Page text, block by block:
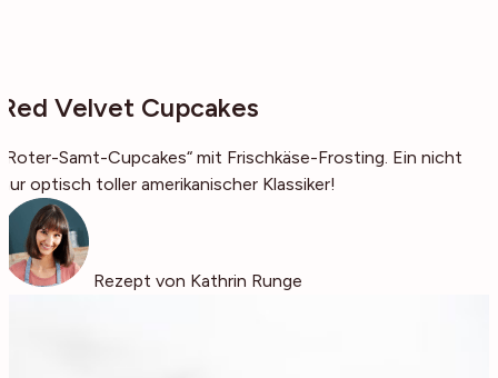
Red Velvet Cupcakes
„Roter-Samt-Cupcakes“ mit Frischkäse-Frosting. Ein nicht
nur optisch toller amerikanischer Klassiker!
Rezept von Kathrin Runge